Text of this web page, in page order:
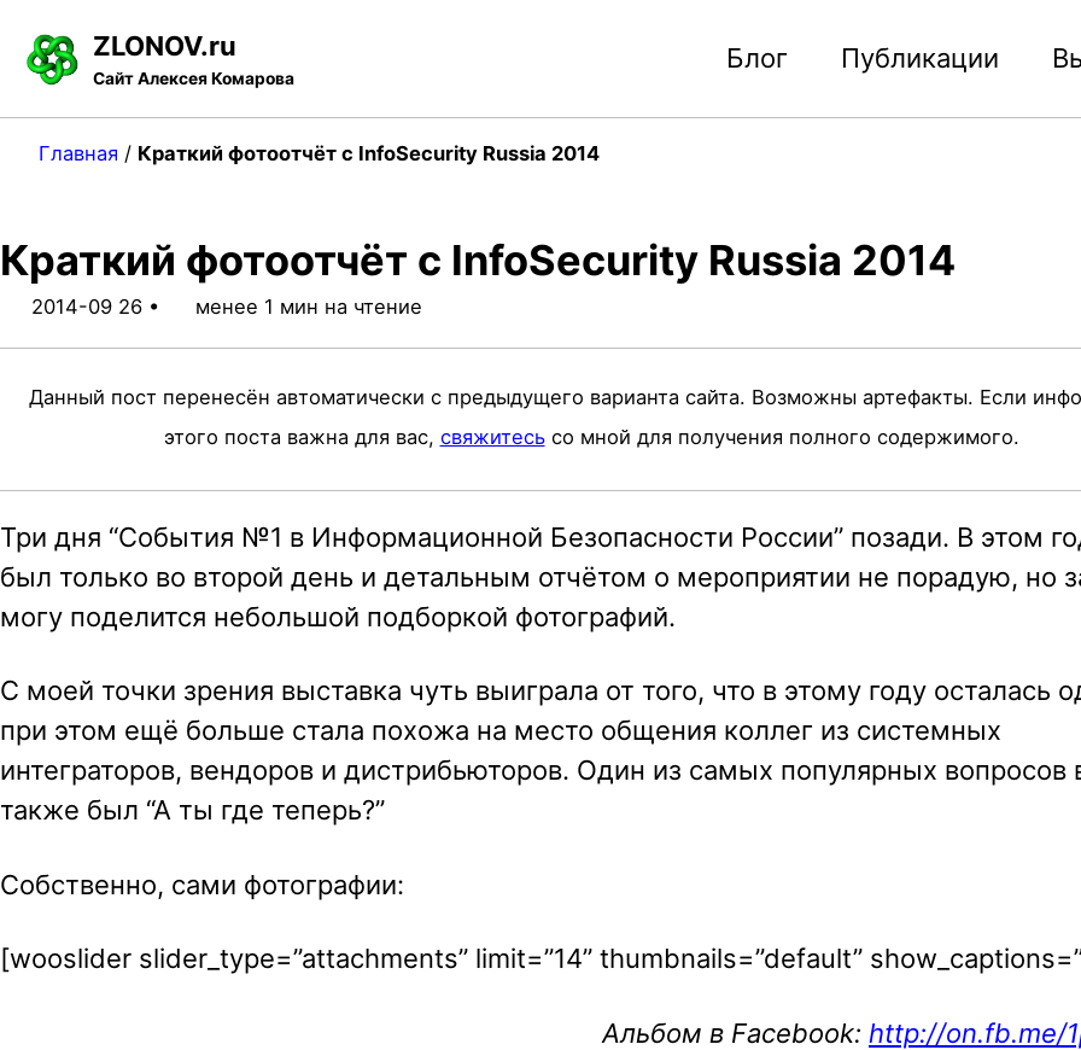
p
y
n
a
v
g
a
t
i
n
c
t
f
ZLONOV.ru
Сайт Алексея Комарова
Блог Публикации
Главная / Краткий фотоотчёт с InfoSecurity Russia 2014
Краткий фотоотчёт с InfoSecurity Russia 2014
2014-09 26 менее 1 мин на чтение
Данный пост перенесён автоматически с предыдущего варианта сайта. Возможны артефакты. Если
этого поста важна для вас, свяжитесьсо мной для получения полного содержимого.
Три дня “События №1 в Информационной Безопасности России” позади. В этом
был только во второй день и детальным отчётом о мероприятии не порадую, но
могу поделится небольшой подборкой фотографий.
С моей точки зрения выставка чуть выиграла от того, что в этому году осталась
при этом ещё больше стала похожа на место общения коллег из системных
интеграторов, вендоров и дистрибьюторов. Один из самых популярных вопросов
также был “А ты где теперь?”
Собственно, сами фотографии:
[wooslider slider_type=”attachments” limit=”14” thumbnails=”default”
Альбом в Facebook: http://on.fb.me/